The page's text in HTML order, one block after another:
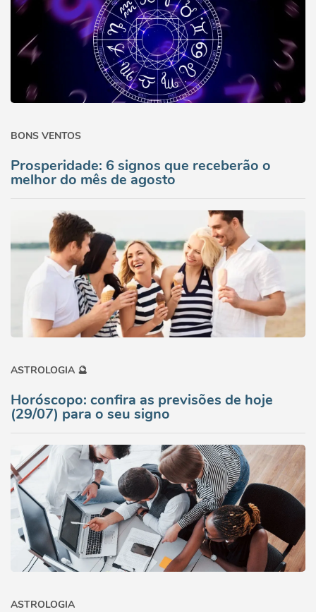
BONS VENTOS
Prosperidade: 6 signos que receberão o
melhor do mês de agosto
ASTROLOGIA 🔮
Horóscopo: confira as previsões de hoje
(29/07) para o seu signo
ASTROLOGIA